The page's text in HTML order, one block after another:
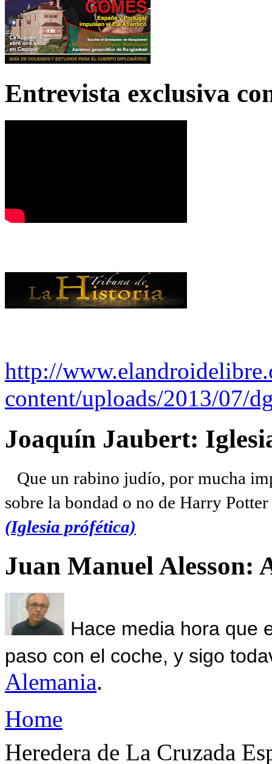
Entrevista exclusiva
http://
content/uploads/2013/07/
Joaquín Jaubert:
Que un rabino judío, por mucha
sobre la bondad o no de Harry
(Iglesia prófética)
Juan Manuel Alesson:
Hace media hora que
paso con el coche, y sigo
Alemania.
Home
Heredera de La Cruzada